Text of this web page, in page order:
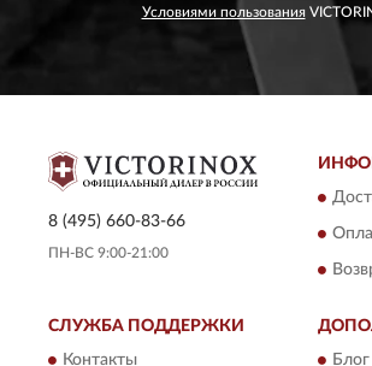
Условиями пользования
8 (495) 660-83-66
ПН-ВС 9:00-21:00
СЛУЖБА ПОДДЕРЖКИ
Контакты Блог